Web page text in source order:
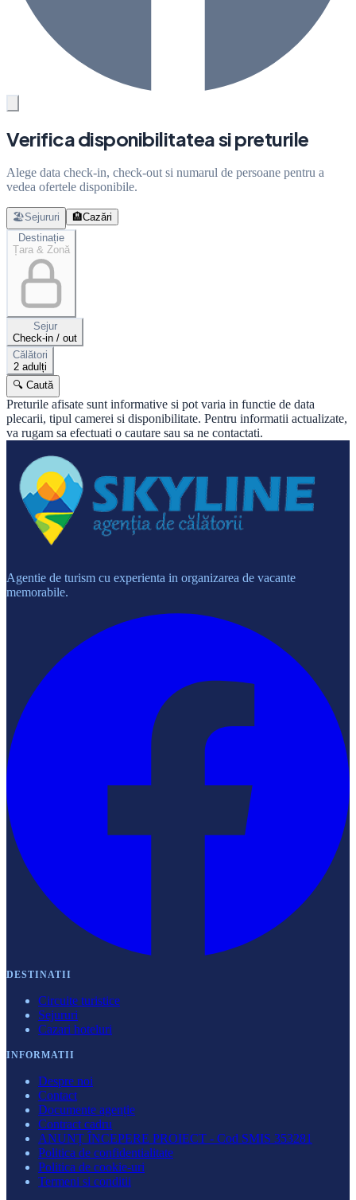
Verifica disponibilitatea si preturile
Alege data check-in, check-out si numarul de persoane pentru a
vedea ofertele disponibile.
🏖️Sejururi 🏨Cazări
Destinație
Țara & Zonă
Sejur
Check-in / out
Călători
2 adulți
🔍 Caută
Preturile afisate sunt informative si pot varia in functie de data
plecarii, tipul camerei si disponibilitate. Pentru informatii actualizate,
va rugam sa efectuati o cautare sau sa ne contactati.
Agentie de turism cu experienta in organizarea de vacante
memorabile.
DESTINATII
Circuite turistice
Sejururi
Cazari hoteluri
INFORMATII
Despre noi
Contact
Documente agenție
Contract cadru
ANUNȚ ÎNCEPERE PROIECT - Cod SMIS 353281
Politica de confidentialitate
Politica de cookie-uri
Termeni si conditii